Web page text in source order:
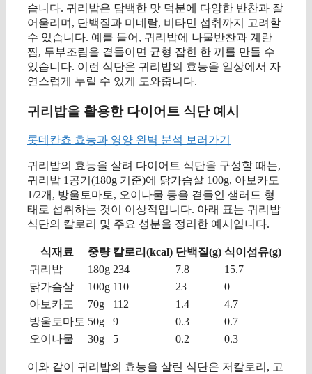
습니다. 귀리밥은 담백한 맛 덕분에 다양한 반찬과 잘
어울리며, 단백질과 미네랄, 비타민 섭취까지 고려할
수 있습니다. 예를 들어, 귀리밥에 나물반찬과 계란
찜, 두부조림을 곁들이면 균형 잡힌 한 끼를 만들 수
있습니다. 이런 식단은 귀리밥의 효능을 일상에서 자
연스럽게 누릴 수 있게 도와줍니다.
귀리밥을 활용한 다이어트 식단 예시
롯데칸쵸 효능과 영양 완벽 분석 보러가기
귀리밥의 효능을 살려 다이어트 식단을 구성할 때는,
귀리밥 1공기(180g 기준)에 닭가슴살 100g, 아보카도
1/2개, 방울토마토, 오이나물 등을 곁들인 샐러드 형
태로 섭취하는 것이 이상적입니다. 아래 표는 귀리밥
식단의 칼로리 및 주요 성분을 정리한 예시입니다.
식재료 중량 칼로리(kcal) 단백질(g) 식이섬유(g)
귀리밥
180g 234 7.8
15.7
닭가슴살
100g 110 23
0
아보카도
70g 112 1.4
4.7
방울토마토 50g 9 0.3
0.7
오이나물
30g 5 0.2 0.3
이와 같이 귀리밥의 효능을 살린 식단은 저칼로리, 고